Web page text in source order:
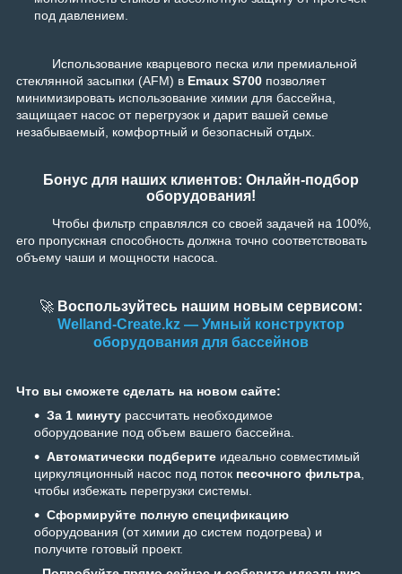
под давлением.
Использование кварцевого песка или премиальной
стеклянной засыпки (AFM) в Emaux S700 позволяет
минимизировать использование химии для бассейна,
защищает насос от перегрузок и дарит вашей семье
незабываемый, комфортный и безопасный отдых.
Бонус для наших клиентов: Онлайн-подбор
оборудования!
Чтобы фильтр справлялся со своей задачей на 100%,
его пропускная способность должна точно соответствовать
объему чаши и мощности насоса.
🚀 Воспользуйтесь нашим новым сервисом:
Welland-Create.kz — Умный конструктор
оборудования для бассейнов
Что вы сможете сделать на новом сайте:
За 1 минуту рассчитать необходимое
оборудование под объем вашего бассейна.
Автоматически подберите идеально совместимый
циркуляционный насос под поток песочного фильтра,
чтобы избежать перегрузки системы.
Сформируйте полную спецификацию
оборудования (от химии до систем подогрева) и
получите готовый проект.